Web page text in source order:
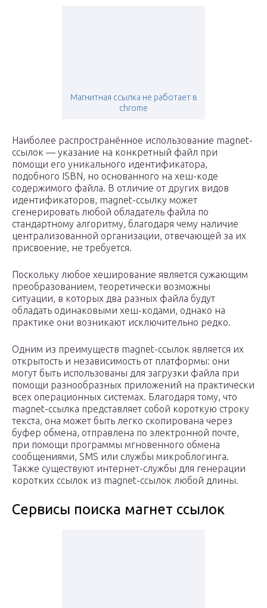
Магнитная ссылка не работает в
chrome
Наиболее распространённое использование magnet-
ссылок — указание на конкретный файл при
помощи его уникального идентификатора,
подобного ISBN, но основанного на хеш-коде
содержимого файла. В отличие от других видов
идентификаторов, magnet-ссылку может
сгенерировать любой обладатель файла по
стандартному алгоритму, благодаря чему наличие
централизованной организации, отвечающей за их
присвоение, не требуется.
Поскольку любое хеширование является сужающим
преобразованием, теоретически возможны
ситуации, в которых два разных файла будут
обладать одинаковыми хеш-кодами, однако на
практике они возникают исключительно редко.
Одним из преимуществ magnet-ссылок является их
открытость и независимость от платформы: они
могут быть использованы для загрузки файла при
помощи разнообразных приложений на практически
всех операционных системах. Благодаря тому, что
magnet-ссылка представляет собой короткую строку
текста, она может быть легко скопирована через
буфер обмена, отправлена по электронной почте,
при помощи программы мгновенного обмена
сообщениями, SMS или службы микроблогинга.
Также существуют интернет-службы для генерации
коротких ссылок из magnet-ссылок любой длины.
Сервисы поиска магнет ссылок